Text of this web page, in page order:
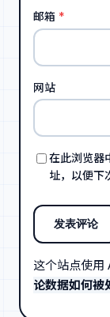
邮箱 *
网站
在此浏览器
址，以便下
这个站点使用
论数据如何被